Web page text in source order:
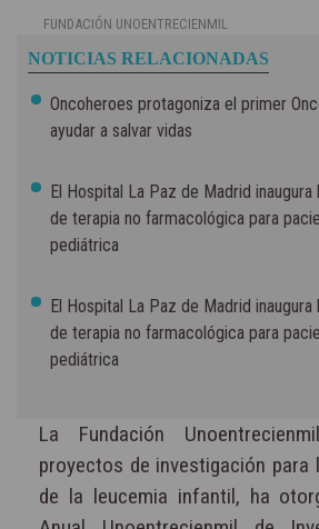
FUNDACIÓN UNOENTRECIENMIL
NOTICIAS RELACIONADAS
Oncoheroes protagoniza el primer
ayudar a salvar vidas
El Hospital La Paz de Madrid inaugura
de terapia no farmacológica para
pediátrica
El Hospital La Paz de Madrid inaugura
de terapia no farmacológica para
pediátrica
La Fundación
proyectos de investigación para
de la leucemia infantil, ha